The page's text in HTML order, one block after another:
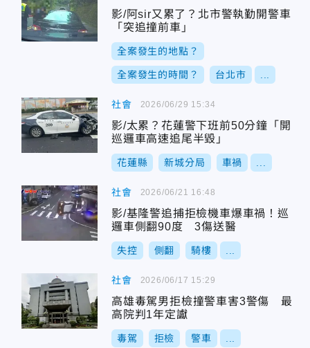
影/阿sir又累了？北市警執勤開警車
「突追撞前車」
全案發生的地點？
全案發生的時間？ 台北市
社會
影/太累？花蓮警下班前50分鐘「開
巡邏車高速追尾半毀」
花蓮縣 新城分局 車禍
2026/06/29 15:34
社會
影/基隆警追捕拒檢機車爆車禍！巡
邏車側翻90度 3傷送醫
失控 側翻 騎樓
2026/06/21 16:48
社會
高雄毒駕男拒檢撞警車害3警傷 最
高院判1年定讞
毒駕 拒檢 警車
2026/06/17 15:29